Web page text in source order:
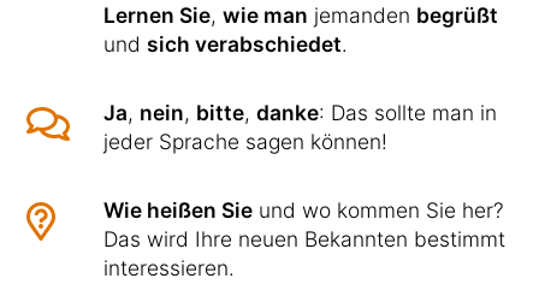
Lernen Sie, wie man jemanden begrüßt
und sich verabschiedet.
Ja, nein, bitte, danke: Das sollte man in
jeder Sprache sagen können!
Wie heißen Sie und wo kommen Sie her?
Das wird Ihre neuen Bekannten bestimmt
interessieren.